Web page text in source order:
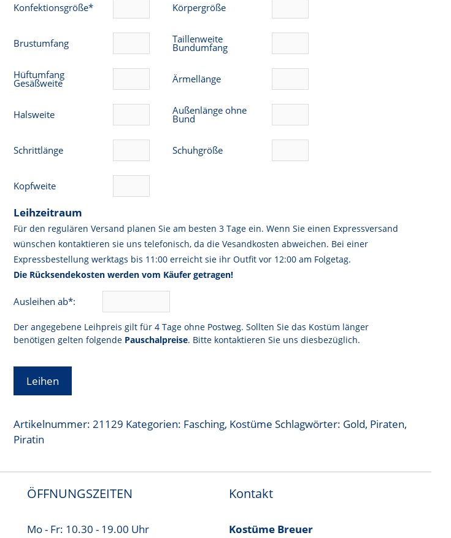
Konfektionsgröße* Körpergröße
Brustumfang Taillenweite
Bundumfang
Hüftumfang
Gesäßweite Ärmellänge
Halsweite Außenlänge ohne
Bund
Schrittlänge Schuhgröße
Kopfweite
Leihzeitraum
Für den regulären Versand planen Sie am besten 3 Tage ein. Wenn Sie einen Expressversand
wünschen kontaktieren sie uns telefonisch, da die Vesandkosten abweichen. Bei einer
Expressbestellung werktags bis 11:00 erreicht sie ihr Outfit vor 12:00 am Folgetag.
Die Rücksendekosten werden vom Käufer getragen!
Ausleihen ab*:
Der angegebene Leihpreis gilt für 4 Tage ohne Postweg. Sollten Sie das Kostüm länger
benötigen gelten folgende Pauschalpreise. Bitte kontaktieren Sie uns diesbezüglich.
Leihen
Artikelnummer:21129 Kategorien: Fasching, Kostüme Schlagwörter: Gold, Piraten,
Piratin
ÖFFNUNGSZEITEN
Mo - Fr: 10.30 - 19.00 Uhr
Kontakt
Kostüme Breuer